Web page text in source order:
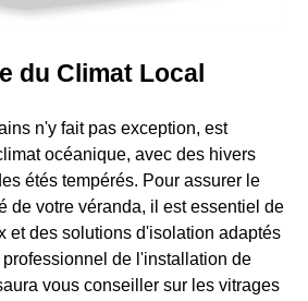
du Climat Local
n'y fait pas exception, est
océanique, avec des hivers
étés tempérés. Pour assurer le
de votre véranda, il est essentiel de
et des solutions d'isolation adaptés
de l'installation de
vous conseiller sur les vitrages